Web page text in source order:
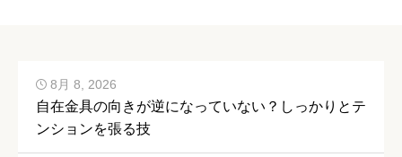
自在金具の向きが逆になっていない？しっかりとテ
ンションを張る技
8月 8, 2026